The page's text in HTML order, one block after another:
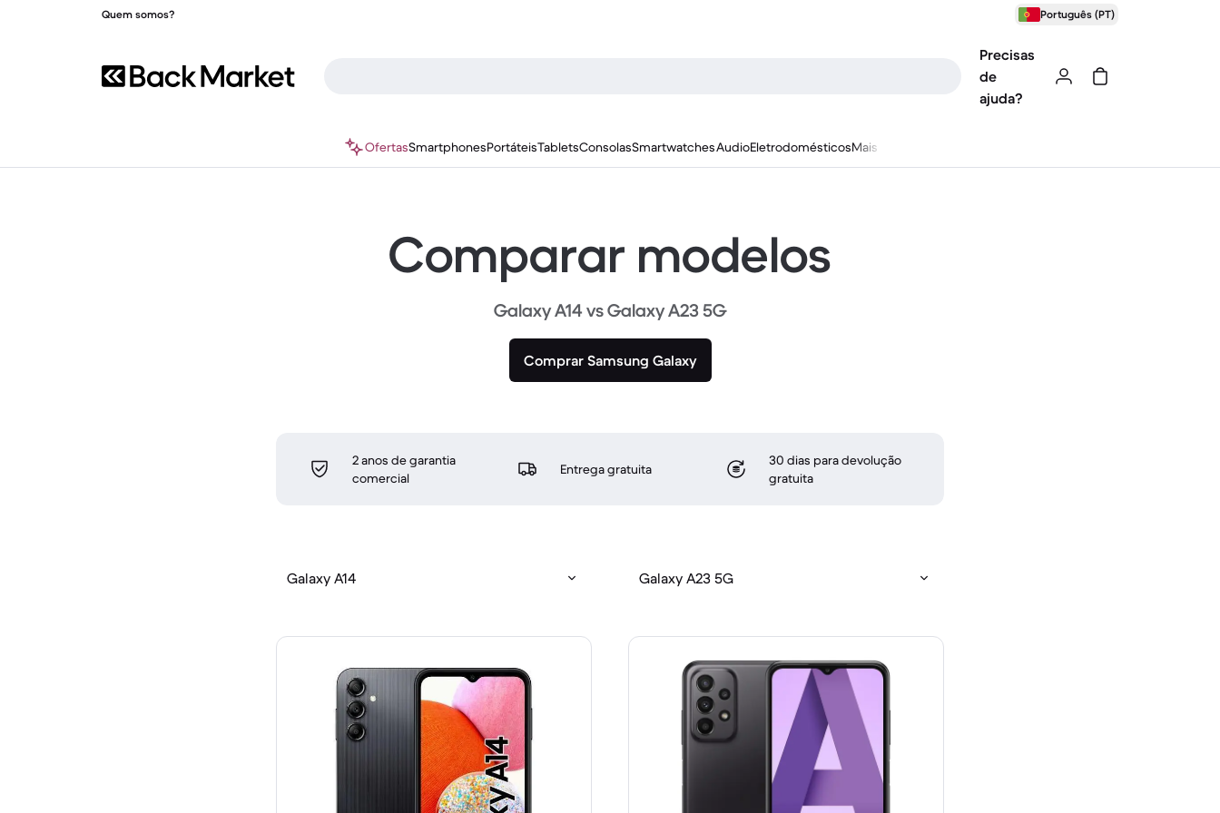
Quem somos? Português (PT)
Precisas
de
ajuda?
OfertasSmartphonesPortáteisTabletsConsolasSmartwatchesAudioEletrodomésticosMais
Comparar modelos
Galaxy A14 vs Galaxy A23 5G
Comprar Samsung Galaxy
2 anos de garantia
comercial
Entrega gratuita
30 dias para devolução
gratuita
Galaxy A14 Galaxy A23 5G